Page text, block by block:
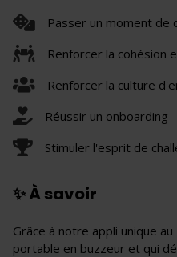
Passer un moment
Renforcer la cohésion
Renforcer la culture
Réussir un onboarding
Stimuler l'esprit de
✨ À savoir
Grâce à notre appli unique
portable en buzzeur et qui